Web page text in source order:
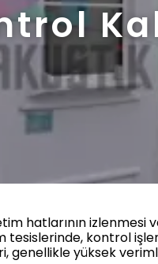
hatlarının izlenmesi
tesislerinde, kontrol
genellikle yüksek